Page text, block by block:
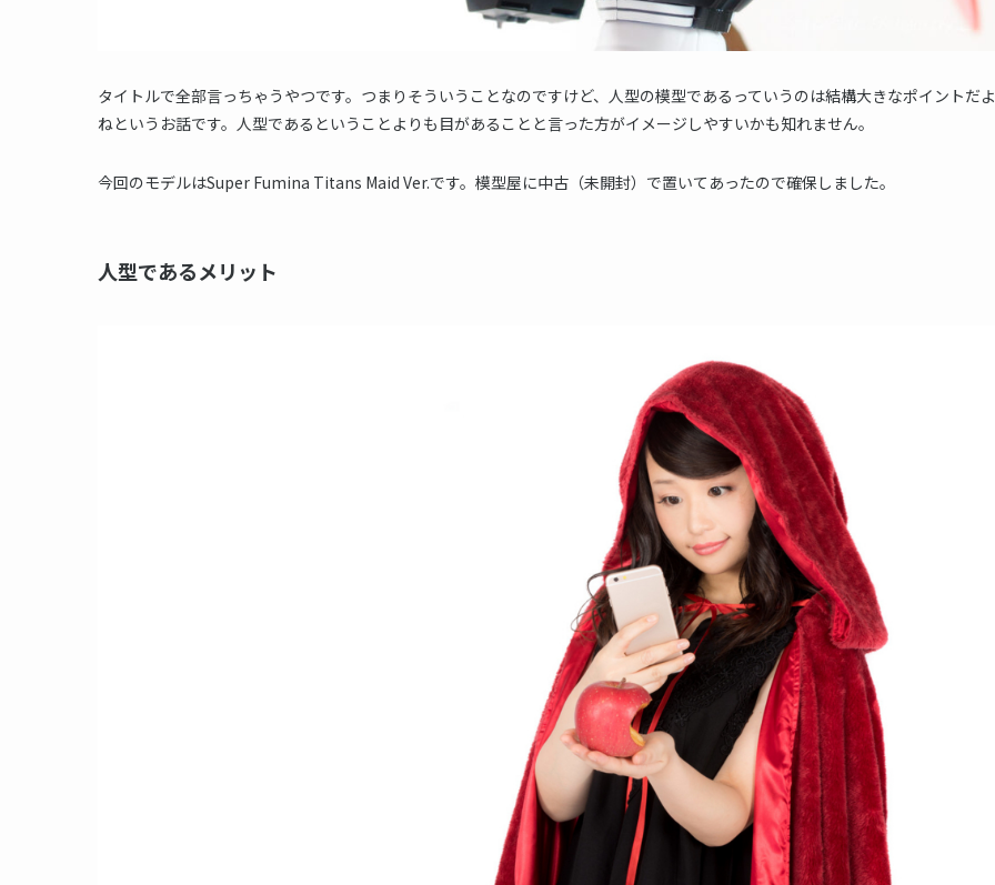
タイトルで全部言っちゃうやつです。つまりそういうことなのですけど、人型の模型であるっていうのは結構大きなポイントだよ
ねというお話です。人型であるということよりも目があることと言った方がイメージしやすいかも知れません。
今回のモデルはSuper Fumina Titans Maid Ver.です。模型屋に中古（未開封）で置いてあったので確保しました。
人型であるメリット